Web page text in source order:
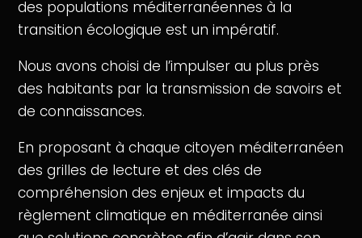
des populations méditerranéennes à la
transition écologique est un impératif.
Nous avons choisi de l’impulser au plus près
des habitants par la transmission de savoirs et
de connaissances.
En proposant à chaque citoyen méditerranéen
des grilles de lecture et des clés de
compréhension des enjeux et impacts du
règlement climatique en méditerranée ainsi